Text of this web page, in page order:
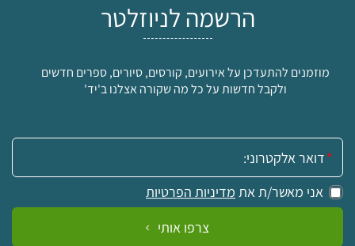
הרשמה לניוזלטר
מוזמנים להתעדכן על אירועים, קורסים, סיורים, ספרים חדשים
ולקבל חדשות על כל מה שקורה אצלנו ב'יד'
אימייל:
אני מאשר/ת את מדיניות הפרטיות
צרפו אותי